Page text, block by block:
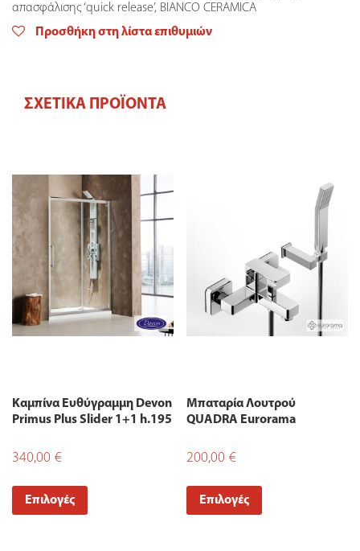
52εκ.
quantity
απασφάλισης ‘quick release’, BIANCO CERAMICA
Προσθήκη στη λίστα επιθυμιών
ΣΧΕΤΙΚΆ ΠΡΟΪΌΝΤΑ
Καμπίνα Ευθύγραμμη Devon
Primus Plus Slider 1+1 h.195
340,00 €
Επιλογές
Μπαταρία Λουτρού
QUADRA Eurorama
200,00 €
Επιλογές